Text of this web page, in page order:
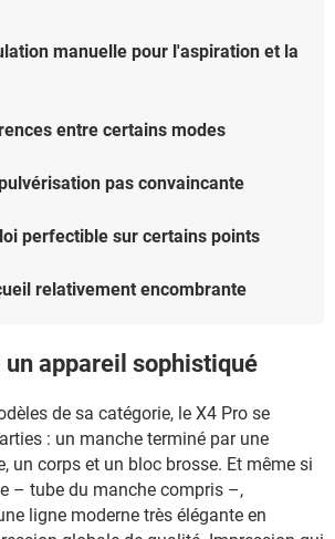
manuelle pour l'aspiration et la
entre certains modes
pas convaincante
perfectible sur certains points
relativement encombrante
un appareil sophistiqué
de sa catégorie, le X4 Pro se
: un manche terminé par une
un corps et un bloc brosse. Et même si
– tube du manche compris –,
ligne moderne très élégante en